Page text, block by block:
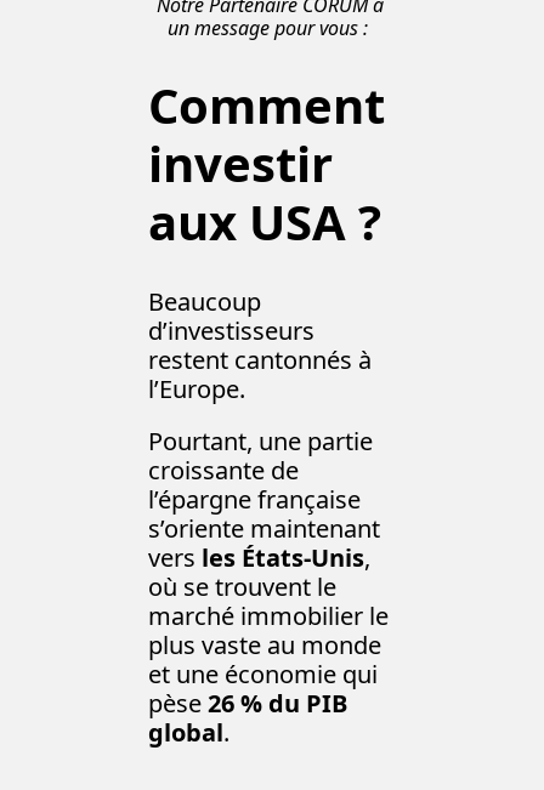
un message pour vous :
Comment
investir
aux USA ?
Beaucoup
d’investisseurs
restent cantonnés à
l’Europe.
Pourtant, une partie
croissante de
l’épargne française
s’oriente maintenant
vers les États-Unis,
où se trouvent le
marché immobilier le
plus vaste au monde
et une économie qui
pèse 26 % du PIB
global.